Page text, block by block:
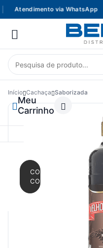
Atendimento via WhatsApp
Meu
Carrinho
CONTINUAR
COMPRANDO
Início Cachaça Saborizada